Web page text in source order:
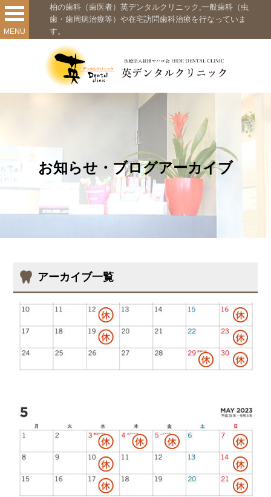
MENU
柏の歯科（歯医者）英デンタルクリニック,一般歯科（虫
歯・歯周病治療等）や在宅訪問歯科治療を行なっていま
す。
お知らせ・ブログアーカイブ
アーカイブ一覧